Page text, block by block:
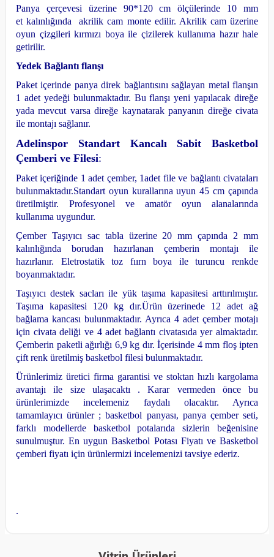
Panya çerçevesi üzerine 90*120 cm ölçülerinde 10 mm
et kalınlığında akrilik cam monte edilir. Akrilik cam üzerine
oyun çizgileri kırmızı boya ile çizilerek kullanıma hazır hale
getirilir.
Yedek Bağlantı flanşı
Paket içerinde panya direk bağlantısını sağlayan metal flanşın
1 adet yedeği bulunmaktadır. Bu flanşı yeni yapılacak direğe
yada mevcut varsa direğe kaynatarak panyanın direğe civata
ile montajı sağlanır.
Adelinspor Standart Kancalı Sabit Basketbol
Çemberi ve Filesi:
Paket içeriğinde 1 adet çember, 1adet file ve bağlantı civataları
bulunmaktadır.Standart oyun kurallarına uyun 45 cm çapında
üretilmiştir. Profesyonel ve amatör oyun alanalarında
kullanıma uygundur.
Çember Taşıyıcı sac tabla üzerine 20 mm çapında 2 mm
kalınlığında borudan hazırlanan çemberin montajı ile
hazırlanır. Eletrostatik toz fıırn boya ile turuncu renkde
boyanmaktadır.
Taşıyıcı destek sacları ile yük taşıma kapasitesi arttırılmıştır.
Taşıma kapasitesi 120 kg dır.Ürün üzerinede 12 adet ağ
bağlama kancası bulunmaktadır. Ayrıca 4 adet çember motajı
için civata deliği ve 4 adet bağlantı civatasıda yer almaktadır.
Çemberin paketli ağırlığı 6,9 kg dır. İçerisinde 4 mm floş ipten
çift renk üretilmiş basketbol filesi bulunmaktadır.
Ürünlerimiz üretici firma garantisi ve stoktan hızlı kargolama
avantajı ile size ulaşacaktı . Karar vermeden önce bu
ürünlerimizde incelemeniz faydalı olacaktır. Ayrıca
tamamlayıcı ürünler ; basketbol panyası, panya çember seti,
farklı modellerde basketbol potalarıda sizlerin beğenisine
sunulmuştur. En uygun Basketbol Potası Fiyatı ve Basketbol
çemberi fiyatı için ürünlermizi incelemenizi tavsiye ederiz.
.